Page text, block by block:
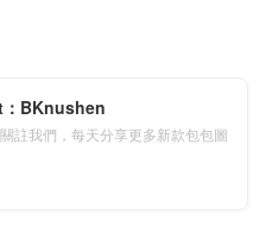
BKnushen
註我們，每天分享更多新款包包圖